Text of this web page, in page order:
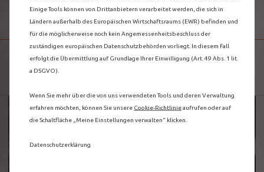
MY TRIP REPORT
FAHRTENÜBERSICHT
Einige Tools können von Drittanbietern verarbeitet werden, die sich in
Ländern außerhalb des Europäischen Wirtschaftsraums (EWR) befinden und
für die möglicherweise noch kein Angemessenheitsbeschluss der
zuständigen europäischen Datenschutzbehörden vorliegt. In diesem Fall
erfolgt die Übermittlung auf Grundlage Ihrer Einwilligung (Art. 49 Abs. 1 lit.
a DSGVO).
Wenn Sie mehr über die von uns verwendeten Tools und deren Verwaltung
erfahren möchten, können Sie unsere Cookie‑Richtlinieaufrufen oder auf
die Schaltfläche „Meine Einstellungen verwalten“ klicken.
Datenschutzerklärung